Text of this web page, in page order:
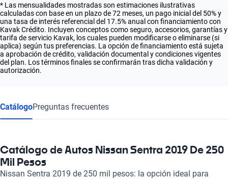
* Las mensualidades mostradas son estimaciones ilustrativas
calculadas con base en un plazo de 72 meses, un pago inicial del 50% y
una tasa de interés referencial del 17.5% anual con financiamiento con
Kavak Crédito. Incluyen conceptos como seguro, accesorios, garantías y
tarifa de servicio Kavak, los cuales pueden modificarse o eliminarse (si
aplica) según tus preferencias. La opción de financiamiento está sujeta
a aprobación de crédito, validación documental y condiciones vigentes
del plan. Los términos finales se confirmarán tras dicha validación y
autorización.
CatálogoPreguntas frecuentes
Catálogo de Autos Nissan Sentra 2019 De 250
Mil Pesos
Nissan Sentra 2019 de 250 mil pesos: la opción ideal para